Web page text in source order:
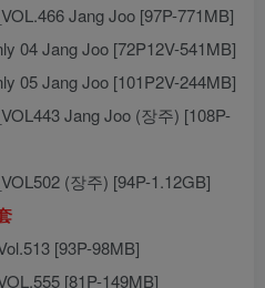
Jang Joo [97P-771MB]
04 Jang Joo [72P12V-541MB]
05 Jang Joo [101P2V-244MB]
Jang Joo (장주) [108P-
(장주) [94P-1.12GB]
[93P-98MB]
[81P-149MB]